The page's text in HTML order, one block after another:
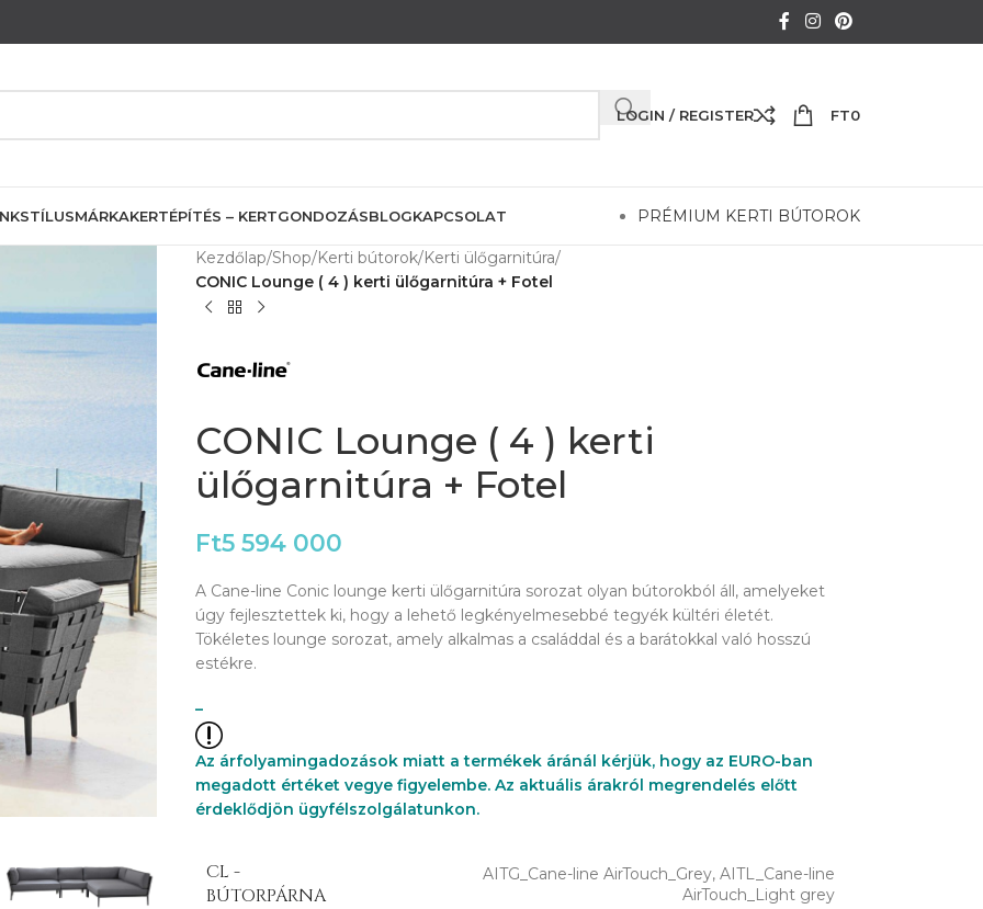
LOGIN / REGISTER FT0
STÍLUSMÁRKAKERTÉPÍTÉS – KERTGONDOZÁSBLOGKAPCSOLAT PRÉMIUM KERTI BÚTOROK
Kezdőlap/Shop/Kerti bútorok/Kerti ülőgarnitúra/
CONIC Lounge ( 4 ) kerti ülőgarnitúra + Fotel
CONIC Lounge ( 4 ) kerti
ülőgarnitúra + Fotel
Ft5 594 000
A Cane-line Conic lounge kerti ülőgarnitúra sorozat olyan bútorokból áll, amelyeket
úgy fejlesztettek ki, hogy a lehető legkényelmesebbé tegyék kültéri életét.
Tökéletes lounge sorozat, amely alkalmas a családdal és a barátokkal való hosszú
estékre.
–
Az árfolyamingadozások miatt a termékek áránál kérjük, hogy az EURO-ban
megadott értéket vegye figyelembe. Az aktuális árakról megrendelés előtt
érdeklődjön ügyfélszolgálatunkon.
CL -
BÚTORPÁRNA
AITG_Cane-line AirTouch_Grey, AITL_Cane-line
AirTouch_Light grey